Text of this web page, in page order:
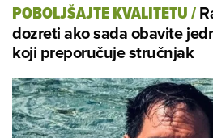
POBOLJŠAJTE KVALITETU/
dozreti ako sada obavite
koji preporučuje stručnjak